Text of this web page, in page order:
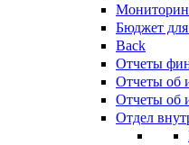
Бюджет
Back
Отчеты
Отчеты об
Отчеты об
Отдел